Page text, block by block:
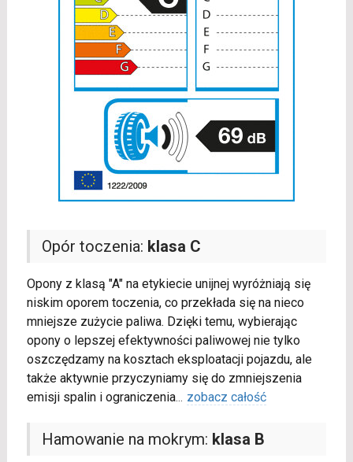
Opór toczenia: klasa C
Opony z klasą "A" na etykiecie unijnej wyróżniają się
niskim oporem toczenia, co przekłada się na nieco
mniejsze zużycie paliwa. Dzięki temu, wybierając
opony o lepszej efektywności paliwowej nie tylko
oszczędzamy na kosztach eksploatacji pojazdu, ale
także aktywnie przyczyniamy się do zmniejszenia
emisji spalin i ograniczenia... zobacz całość
Hamowanie na mokrym: klasa B